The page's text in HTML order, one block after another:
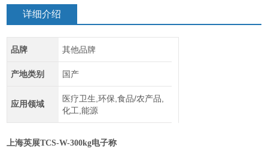
详细介绍
品牌 其他品牌
产地类别 国产
应用领域
医疗卫生,环保,食品/农产品,
化工,能源
上海英展TCS-W-300kg电子称